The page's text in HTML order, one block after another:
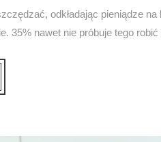
odkładając pieniądze
35% nawet nie próbuje tego robić